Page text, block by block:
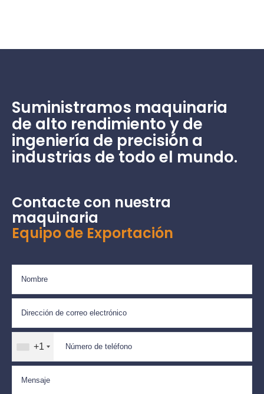
Suministramos maquinaria
de alto rendimiento y de
ingeniería de precisión a
industrias de todo el mundo.
Contacte con nuestra
maquinaria
Equipo de Exportación
+1